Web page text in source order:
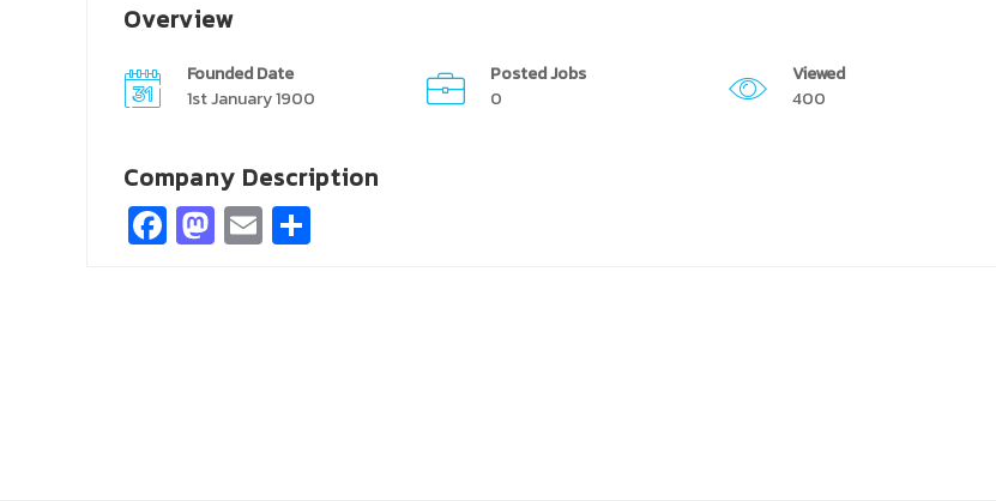
Overview
Founded Date
1st January 1900
Posted Jobs
0
Viewed
400
Company Description
Facebook
Mastodon
Email